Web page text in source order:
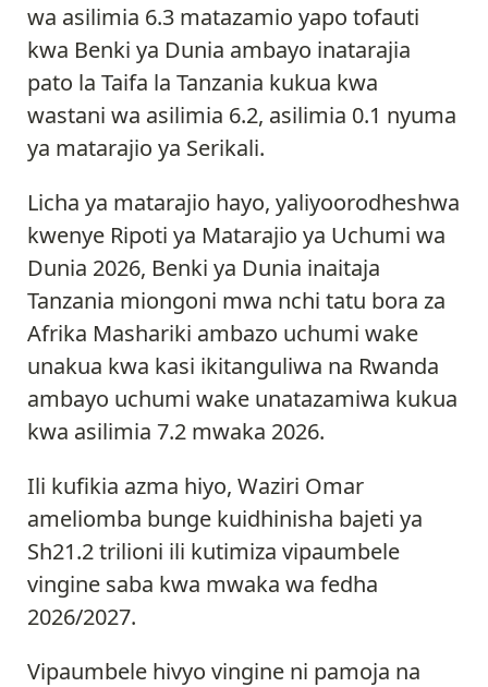
wa asilimia 6.3 matazamio yapo tofauti
kwa Benki ya Dunia ambayo inatarajia
pato la Taifa la Tanzania kukua kwa
wastani wa asilimia 6.2, asilimia 0.1 nyuma
ya matarajio ya Serikali.
Licha ya matarajio hayo, yaliyoorodheshwa
kwenye Ripoti ya Matarajio ya Uchumi wa
Dunia 2026, Benki ya Dunia inaitaja
Tanzania miongoni mwa nchi tatu bora za
Afrika Mashariki ambazo uchumi wake
unakua kwa kasi ikitanguliwa na Rwanda
ambayo uchumi wake unatazamiwa kukua
kwa asilimia 7.2 mwaka 2026.
Ili kufikia azma hiyo, Waziri Omar
ameliomba bunge kuidhinisha bajeti ya
Sh21.2 trilioni ili kutimiza vipaumbele
vingine saba kwa mwaka wa fedha
2026/2027.
Vipaumbele hivyo vingine ni pamoja na